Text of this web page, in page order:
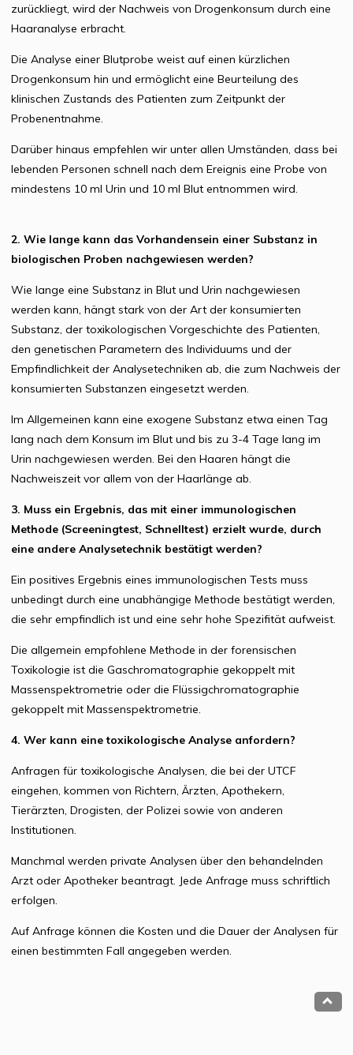
zurückliegt, wird der Nachweis von Drogenkonsum durch eine
Haaranalyse erbracht.
Die Analyse einer Blutprobe weist auf einen kürzlichen
Drogenkonsum hin und ermöglicht eine Beurteilung des
klinischen Zustands des Patienten zum Zeitpunkt der
Probenentnahme.
Darüber hinaus empfehlen wir unter allen Umständen, dass bei
lebenden Personen schnell nach dem Ereignis eine Probe von
mindestens 10 ml Urin und 10 ml Blut entnommen wird.
2. Wie lange kann das Vorhandensein einer Substanz in
biologischen Proben nachgewiesen werden?
Wie lange eine Substanz in Blut und Urin nachgewiesen
werden kann, hängt stark von der Art der konsumierten
Substanz, der toxikologischen Vorgeschichte des Patienten,
den genetischen Parametern des Individuums und der
Empfindlichkeit der Analysetechniken ab, die zum Nachweis der
konsumierten Substanzen eingesetzt werden.
Im Allgemeinen kann eine exogene Substanz etwa einen Tag
lang nach dem Konsum im Blut und bis zu 3-4 Tage lang im
Urin nachgewiesen werden. Bei den Haaren hängt die
Nachweiszeit vor allem von der Haarlänge ab.
3. Muss ein Ergebnis, das mit einer immunologischen
Methode (Screeningtest, Schnelltest) erzielt wurde, durch
eine andere Analysetechnik bestätigt werden?
Ein positives Ergebnis eines immunologischen Tests muss
unbedingt durch eine unabhängige Methode bestätigt werden,
die sehr empfindlich ist und eine sehr hohe Spezifität aufweist.
Die allgemein empfohlene Methode in der forensischen
Toxikologie ist die Gaschromatographie gekoppelt mit
Massenspektrometrie oder die Flüssigchromatographie
gekoppelt mit Massenspektrometrie.
4. Wer kann eine toxikologische Analyse anfordern?
Anfragen für toxikologische Analysen, die bei der UTCF
eingehen, kommen von Richtern, Ärzten, Apothekern,
Tierärzten, Drogisten, der Polizei sowie von anderen
Institutionen.
Manchmal werden private Analysen über den behandelnden
Arzt oder Apotheker beantragt. Jede Anfrage muss schriftlich
erfolgen.
Auf Anfrage können die Kosten und die Dauer der Analysen für
einen bestimmten Fall angegeben werden.